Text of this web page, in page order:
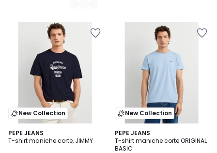
New Collection
PEPE JEANS
T-shirt maniche corte, JIMMY
2
Colori
New Collection
PEPE JEANS
T-shirt maniche corte ORIGINAL
BASIC